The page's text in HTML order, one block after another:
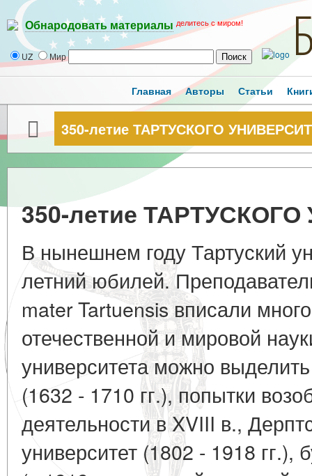
Обнародовать материалы делитесь с миром!
UZ Мир
Главная Авторы Статьи
350-летие ТАРТУСКОГО
350-летие
В нынешнем году Тартуский
летний юбилей.
mater Tartuensis вписали
отечественной и мировой
университета можно
(1632 - 1710 гг.), попытки
деятельности в XVIII в.,
университет (1802 - 1918 гг.),